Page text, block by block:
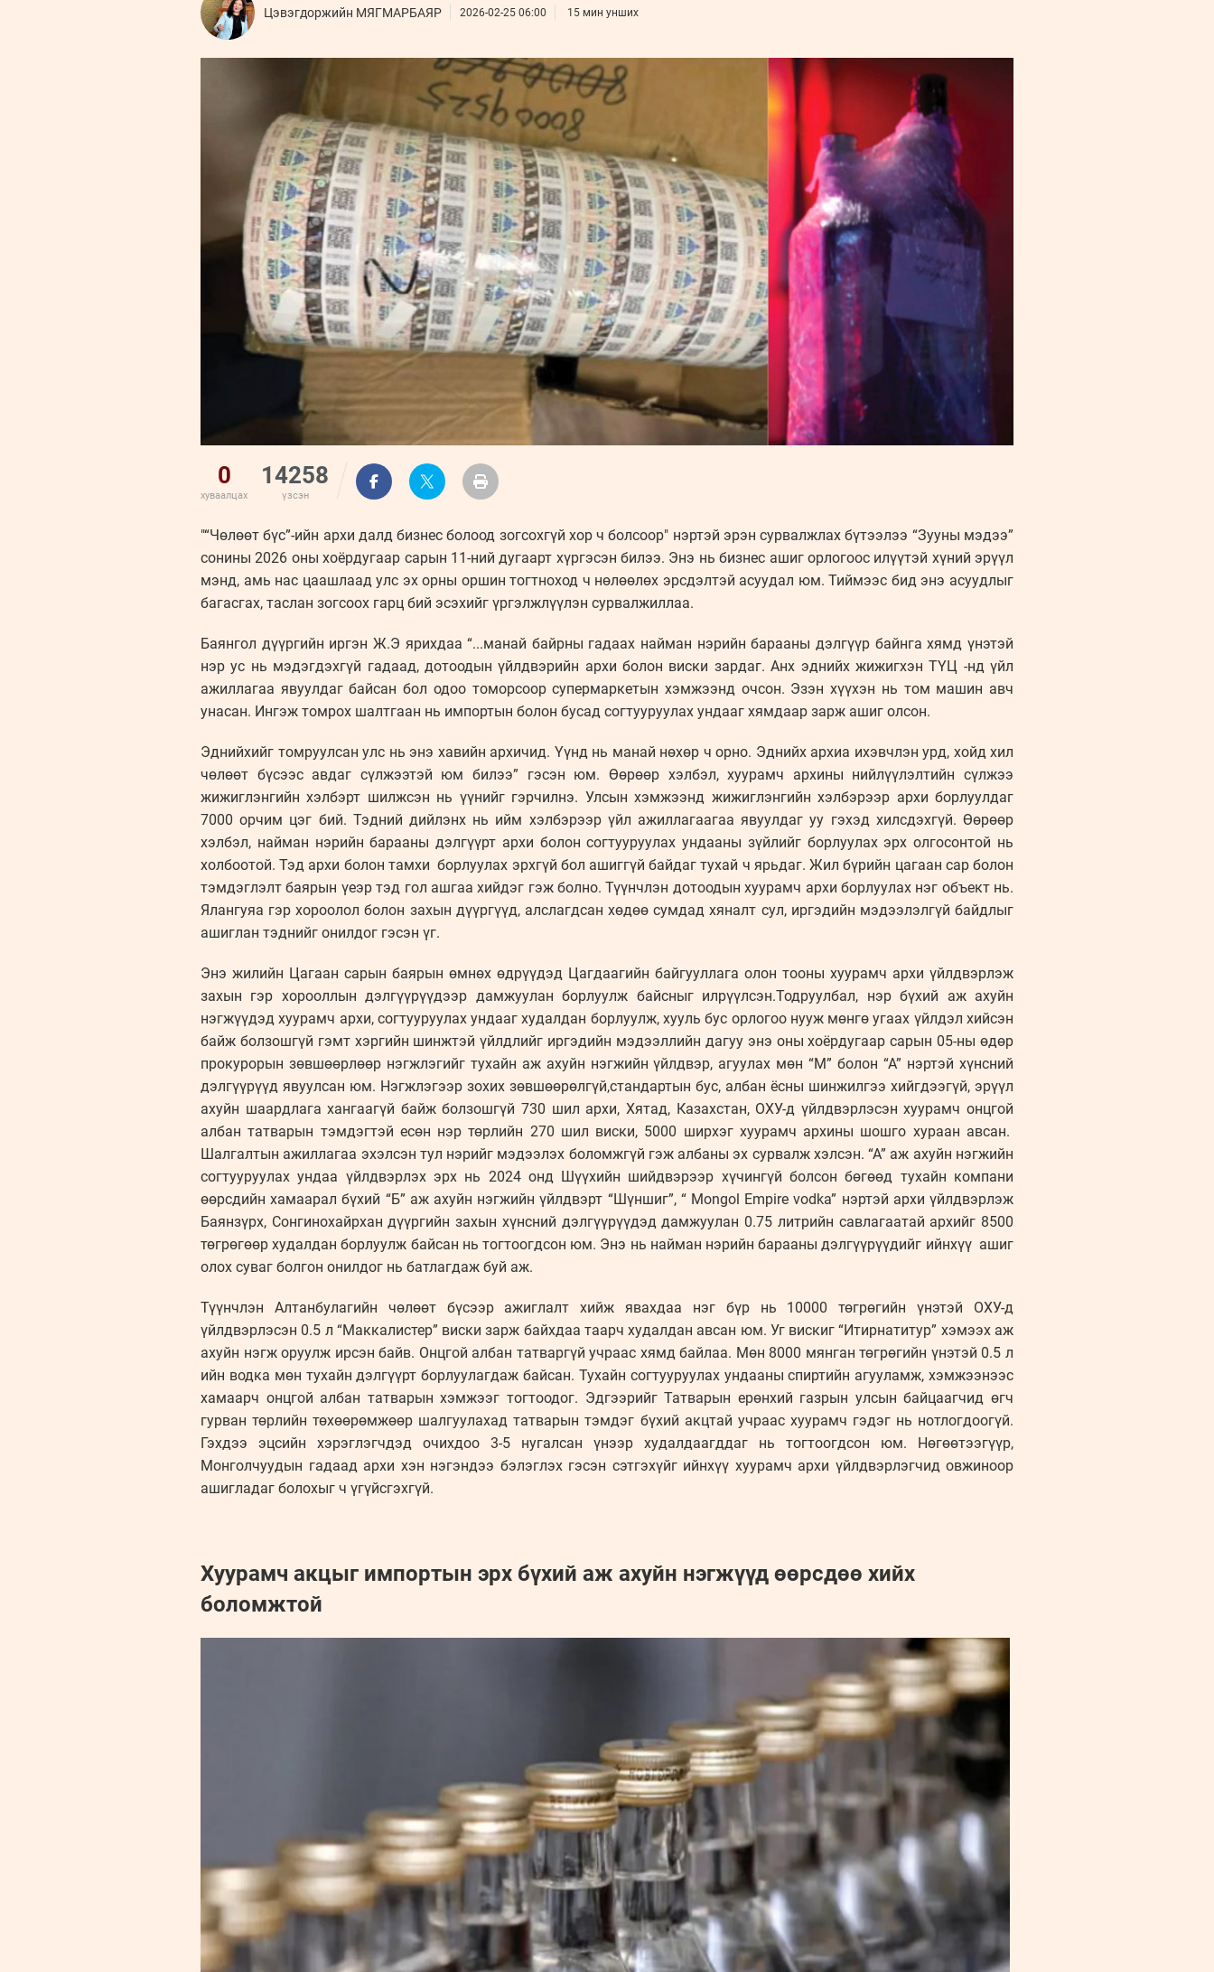
УРЛАГ
Цэвэгдоржийн МЯГМАРБАЯР 2026-02-25 06:00 15 мин унших
0
хуваалцах
14258
үзсэн
"“Чөлөөт бүс”-ийн архи далд бизнес болоод зогсохгүй хор ч болсоор" нэртэй эрэн сурвалжлах бүтээлээ “Зууны мэдээ”
сонины 2026 оны хоёрдугаар сарын 11-ний дугаарт хүргэсэн билээ. Энэ нь бизнес ашиг орлогоос илүүтэй хүний эрүүл
мэнд, амь нас цаашлаад улс эх орны оршин тогтноход ч нөлөөлөх эрсдэлтэй асуудал юм. Тиймээс бид энэ асуудлыг
багасгах, таслан зогсоох гарц бий эсэхийг үргэлжлүүлэн сурвалжиллаа.
Баянгол дүүргийн иргэн Ж.Э ярихдаа “...манай байрны гадаах найман нэрийн барааны дэлгүүр байнга хямд үнэтэй
нэр ус нь мэдэгдэхгүй гадаад, дотоодын үйлдвэрийн архи болон виски зардаг. Анх эднийх жижигхэн ТҮЦ -нд үйл
ажиллагаа явуулдаг байсан бол одоо томорсоор супермаркетын хэмжээнд очсон. Эзэн хүүхэн нь том машин авч
унасан. Ингэж томрох шалтгаан нь импортын болон бусад согтууруулах ундааг хямдаар зарж ашиг олсон.
Эднийхийг томруулсан улс нь энэ хавийн архичид. Үүнд нь манай нөхөр ч орно. Эднийх архиа ихэвчлэн урд, хойд хил
чөлөөт бүсээс авдаг сүлжээтэй юм билээ” гэсэн юм. Өөрөөр хэлбэл, хуурамч архины нийлүүлэлтийн сүлжээ
жижиглэнгийн хэлбэрт шилжсэн нь үүнийг гэрчилнэ. Улсын хэмжээнд жижиглэнгийн хэлбэрээр архи борлуулдаг
7000 орчим цэг бий. Тэдний дийлэнх нь ийм хэлбэрээр үйл ажиллагаагаа явуулдаг уу гэхэд хилсдэхгүй. Өөрөөр
хэлбэл, найман нэрийн барааны дэлгүүрт архи болон согтууруулах ундааны зүйлийг борлуулах эрх олгосонтой нь
холбоотой. Тэд архи болон тамхи борлуулах эрхгүй бол ашиггүй байдаг тухай ч ярьдаг. Жил бүрийн цагаан сар болон
тэмдэглэлт баярын үеэр тэд гол ашгаа хийдэг гэж болно. Түүнчлэн дотоодын хуурамч архи борлуулах нэг объект нь.
Ялангуяа гэр хороолол болон захын дүүргүүд, алслагдсан хөдөө сумдад хяналт сул, иргэдийн мэдээлэлгүй байдлыг
ашиглан тэднийг онилдог гэсэн үг.
Энэ жилийн Цагаан сарын баярын өмнөх өдрүүдэд Цагдаагийн байгууллага олон тооны хуурамч архи үйлдвэрлэж
захын гэр хорооллын дэлгүүрүүдээр дамжуулан борлуулж байсныг илрүүлсэн.Тодруулбал, нэр бүхий аж ахуйн
нэгжүүдэд хуурамч архи, согтууруулах ундааг худалдан борлуулж, хууль бус орлогоо нууж мөнгө угаах үйлдэл хийсэн
байж болзошгүй гэмт хэргийн шинжтэй үйлдлийг иргэдийн мэдээллийн дагуу энэ оны хоёрдугаар сарын 05-ны өдөр
прокурорын зөвшөөрлөөр нэгжлэгийг тухайн аж ахуйн нэгжийн үйлдвэр, агуулах мөн “М” болон “А” нэртэй хүнсний
дэлгүүрүүд явуулсан юм. Нэгжлэгээр зохих зөвшөөрөлгүй,стандартын бус, албан ёсны шинжилгээ хийгдээгүй, эрүүл
ахуйн шаардлага хангаагүй байж болзошгүй 730 шил архи, Хятад, Казахстан, ОХУ-д үйлдвэрлэсэн хуурамч онцгой
албан татварын тэмдэгтэй есөн нэр төрлийн 270 шил виски, 5000 ширхэг хуурамч архины шошго хураан авсан.
Шалгалтын ажиллагаа эхэлсэн тул нэрийг мэдээлэх боломжгүй гэж албаны эх сурвалж хэлсэн. “А” аж ахуйн нэгжийн
согтууруулах ундаа үйлдвэрлэх эрх нь 2024 онд Шүүхийн шийдвэрээр хүчингүй болсон бөгөөд тухайн компани
өөрсдийн хамаарал бүхий “Б” аж ахуйн нэгжийн үйлдвэрт “Шүншиг”, “ Mongol Empire vodka” нэртэй архи үйлдвэрлэж
Баянзүрх, Сонгинохайрхан дүүргийн захын хүнсний дэлгүүрүүдэд дамжуулан 0.75 литрийн савлагаатай архийг 8500
төгрөгөөр худалдан борлуулж байсан нь тогтоогдсон юм. Энэ нь найман нэрийн барааны дэлгүүрүүдийг ийнхүү ашиг
олох суваг болгон онилдог нь батлагдаж буй аж.
Түүнчлэн Алтанбулагийн чөлөөт бүсээр ажиглалт хийж явахдаа нэг бүр нь 10000 төгрөгийн үнэтэй ОХУ-д
үйлдвэрлэсэн 0.5 л “Маккалистер” виски зарж байхдаа таарч худалдан авсан юм. Уг вискиг “Итирнатитур” хэмээх аж
ахуйн нэгж оруулж ирсэн байв. Онцгой албан татваргүй учраас хямд байлаа. Мөн 8000 мянган төгрөгийн үнэтэй 0.5 л
ийн водка мөн тухайн дэлгүүрт борлуулагдаж байсан. Тухайн согтууруулах ундааны спиртийн агууламж, хэмжээнээс
хамаарч онцгой албан татварын хэмжээг тогтоодог. Эдгээрийг Татварын ерөнхий газрын улсын байцаагчид өгч
гурван төрлийн төхөөрөмжөөр шалгуулахад татварын тэмдэг бүхий акцтай учраас хуурамч гэдэг нь нотлогдоогүй.
Гэхдээ эцсийн хэрэглэгчдэд очихдоо 3-5 нугалсан үнээр худалдаагддаг нь тогтоогдсон юм. Нөгөөтээгүүр,
Монголчуудын гадаад архи хэн нэгэндээ бэлэглэх гэсэн сэтгэхүйг ийнхүү хуурамч архи үйлдвэрлэгчид овжиноор
ашигладаг болохыг ч үгүйсгэхгүй.
Хуурамч акцыг импортын эрх бүхий аж ахуйн нэгжүүд өөрсдөө хийх
боломжтой